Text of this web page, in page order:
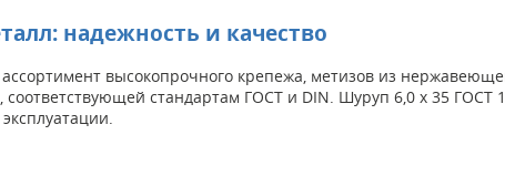
надежность и качество
высокопрочного крепежа, метизов из
стандартам ГОСТ и DIN. Шуруп 6,0 х 35 ГОСТ